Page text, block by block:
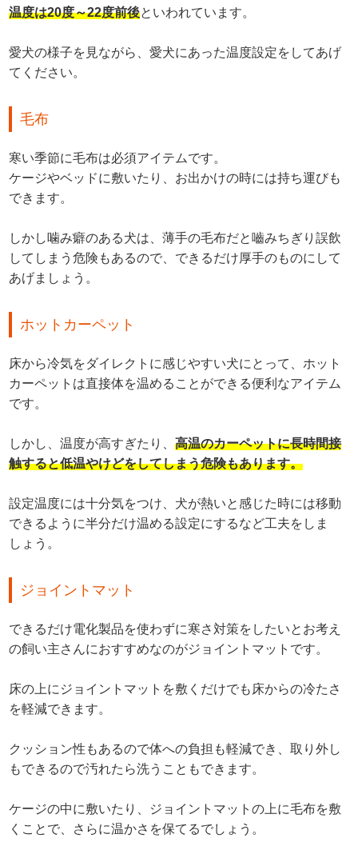
温度は20度～22度前後といわれています。
愛犬の様子を見ながら、愛犬にあった温度設定をしてあげ
てください。
毛布
寒い季節に毛布は必須アイテムです。
ケージやベッドに敷いたり、お出かけの時には持ち運びも
できます。
しかし噛み癖のある犬は、薄手の毛布だと嚙みちぎり誤飲
してしまう危険もあるので、できるだけ厚手のものにして
あげましょう。
ホットカーペット
床から冷気をダイレクトに感じやすい犬にとって、ホット
カーペットは直接体を温めることができる便利なアイテム
です。
しかし、温度が高すぎたり、高温のカーペットに長時間接
触すると低温やけどをしてしまう危険もあります。
設定温度には十分気をつけ、犬が熱いと感じた時には移動
できるように半分だけ温める設定にするなど工夫をしま
しょう。
ジョイントマット
できるだけ電化製品を使わずに寒さ対策をしたいとお考え
の飼い主さんにおすすめなのがジョイントマットです。
床の上にジョイントマットを敷くだけでも床からの冷たさ
を軽減できます。
クッション性もあるので体への負担も軽減でき、取り外し
もできるので汚れたら洗うこともできます。
ケージの中に敷いたり、ジョイントマットの上に毛布を敷
くことで、さらに温かさを保てるでしょう。